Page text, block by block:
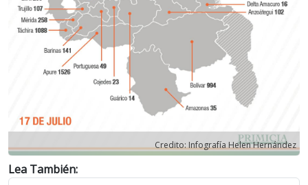
Credito: Infografía Helen Hernández
Previous Next
Lea También: